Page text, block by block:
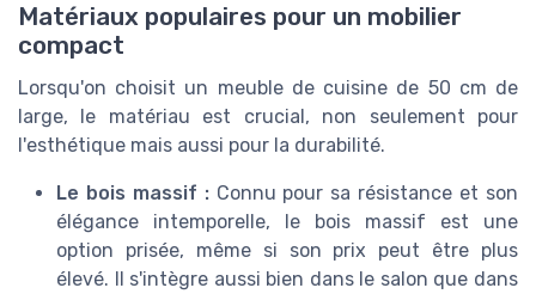
Matériaux populaires pour un mobilier
compact
Lorsqu'on choisit un meuble de cuisine de 50 cm de
large, le matériau est crucial, non seulement pour
l'esthétique mais aussi pour la durabilité.
Le bois massif :Connu pour sa résistance et son
élégance intemporelle, le bois massif est une
option prisée, même si son prix peut être plus
élevé. Il s'intègre aussi bien dans le salon que dans